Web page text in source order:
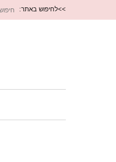
>>לחיפוש באתר: חיפוש